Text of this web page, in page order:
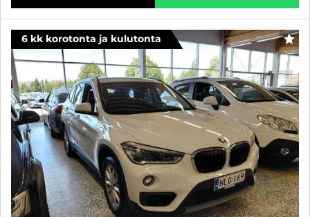
6 kk korotonta ja kulutonta